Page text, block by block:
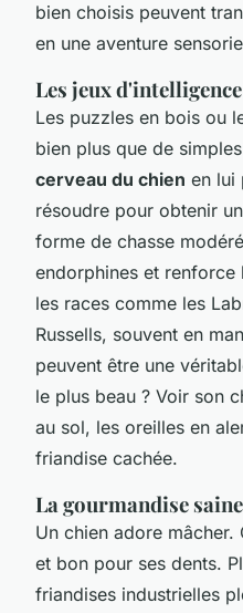
bien choisis peuvent
en une aventure
Les jeux
Les puzzles en bois ou
bien plus que de
cerveau du chien en lui
résoudre pour obtenir
forme de chasse
endorphines et
les races comme les
Russells, souvent en
peuvent être une
le plus beau ? Voir son
au sol, les oreilles en
friandise cachée.
La gourmandise
Un chien adore mâcher.
et bon pour ses dents.
friandises industrielles